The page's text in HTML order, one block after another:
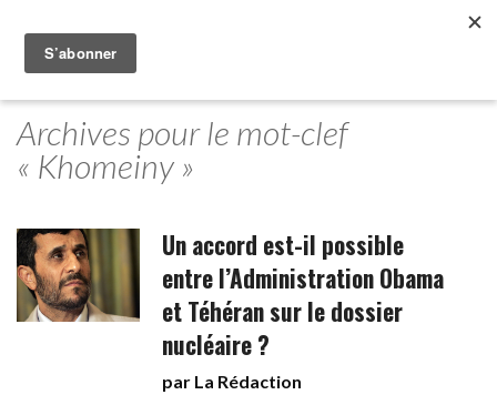
Archives pour le mot-clef
« Khomeiny »
Un accord est-il possible
entre l’Administration Obama
et Téhéran sur le dossier
nucléaire ?
par La Rédaction